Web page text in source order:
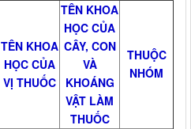
TÊN KHOA
HỌC CỦA
VỊ THUỐC
TÊN KHOA
HỌC CỦA
CÂY, CON
VÀ
KHOÁNG
VẬT LÀM
THUỐC
THUỘC
NHÓM